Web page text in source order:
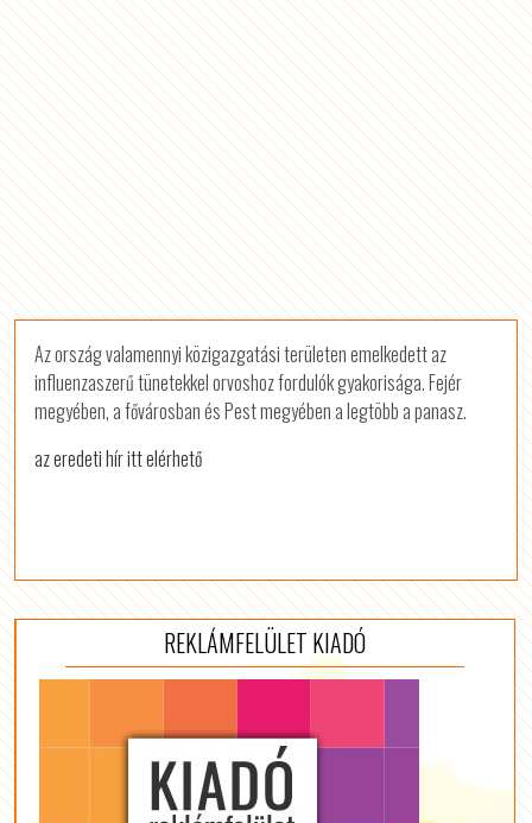
Az ország valamennyi közigazgatási területen emelkedett az
influenzaszerű tünetekkel orvoshoz fordulók gyakorisága. Fejér
megyében, a fővárosban és Pest megyében a legtöbb a panasz.
az eredeti hír itt elérhető
REKLÁMFELÜLET KIADÓ